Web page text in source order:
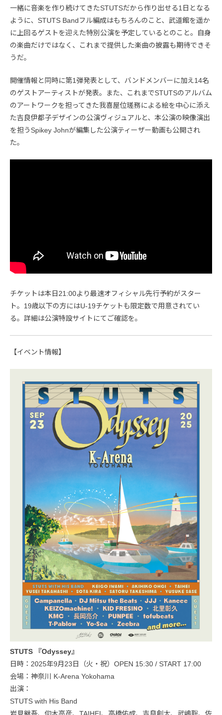
一緒に音楽を作り続けてきたSTUTSだから作り出せる1日となる
ように、STUTS Bandフル編成はもちろんのこと、武道館を遥か
に上回るゲストを迎えた特別公演を予定しているとのこと。自身
の楽曲だけではなく、これまで提供した楽曲の披露も期待できそ
うだ。
開催情報と同時に第1弾発表として、バンドメンバーに加え14名
のゲストアーティストが発表。また、これまでSTUTSのアルバム
のアートワークを担ってきた我喜屋位瑳務による絵を中心に添え
た吉良伊都子デザインの公演ヴィジュアルと、本公演の映像演出
を担うSpikey Johnが編集した公演ティーザー動画も公開され
た。
チケットは本日21:00より最速オフィシャル先行予約がスター
ト。19歳以下の方にはU-19チケットも限定数で用意されてい
る。詳細は公演特設サイトにてご確認を。
【イベント情報】
STUTS 『Odyssey』
日時：2025年9月23日（火・祝）OPEN 15:30 / START 17:00
会場：神奈川 K-Arena Yokohama
出演：
STUTS with His Band
岩見継吾、仰木亮彦、TAIHEI、高橋佑成、吉良創太、武嶋聡、佐